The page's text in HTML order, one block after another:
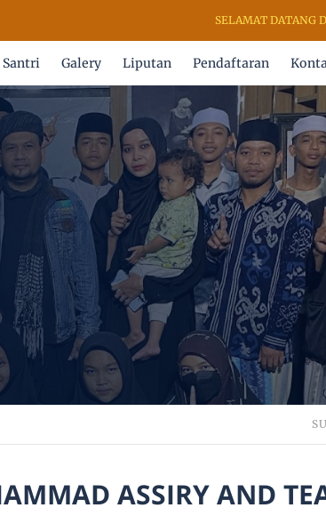
SELAMAT DATANG DI
Santri Galery Liputan Pendaftaran
ASSIRY AND